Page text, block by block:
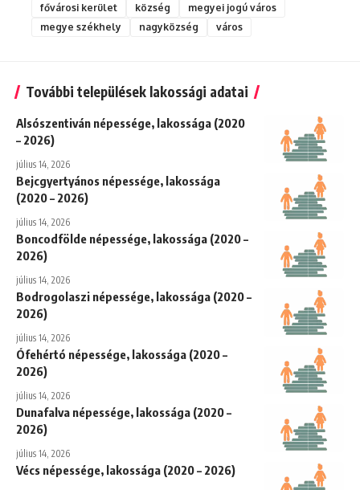
fővárosi kerület község
megyei jogú város
megye székhely
nagyközség város
További települések lakossági adatai
Alsószentiván népessége, lakossága (2020
– 2026)
július 14, 2026
Bejcgyertyános népessége, lakossága
(2020 – 2026)
július 14, 2026
Boncodfölde népessége, lakossága (2020 –
2026)
július 14, 2026
Bodrogolaszi népessége, lakossága (2020 –
2026)
július 14, 2026
Ófehértó népessége, lakossága (2020 –
2026)
július 14, 2026
Dunafalva népessége, lakossága (2020 –
2026)
július 14, 2026
Vécs népessége, lakossága (2020 – 2026)